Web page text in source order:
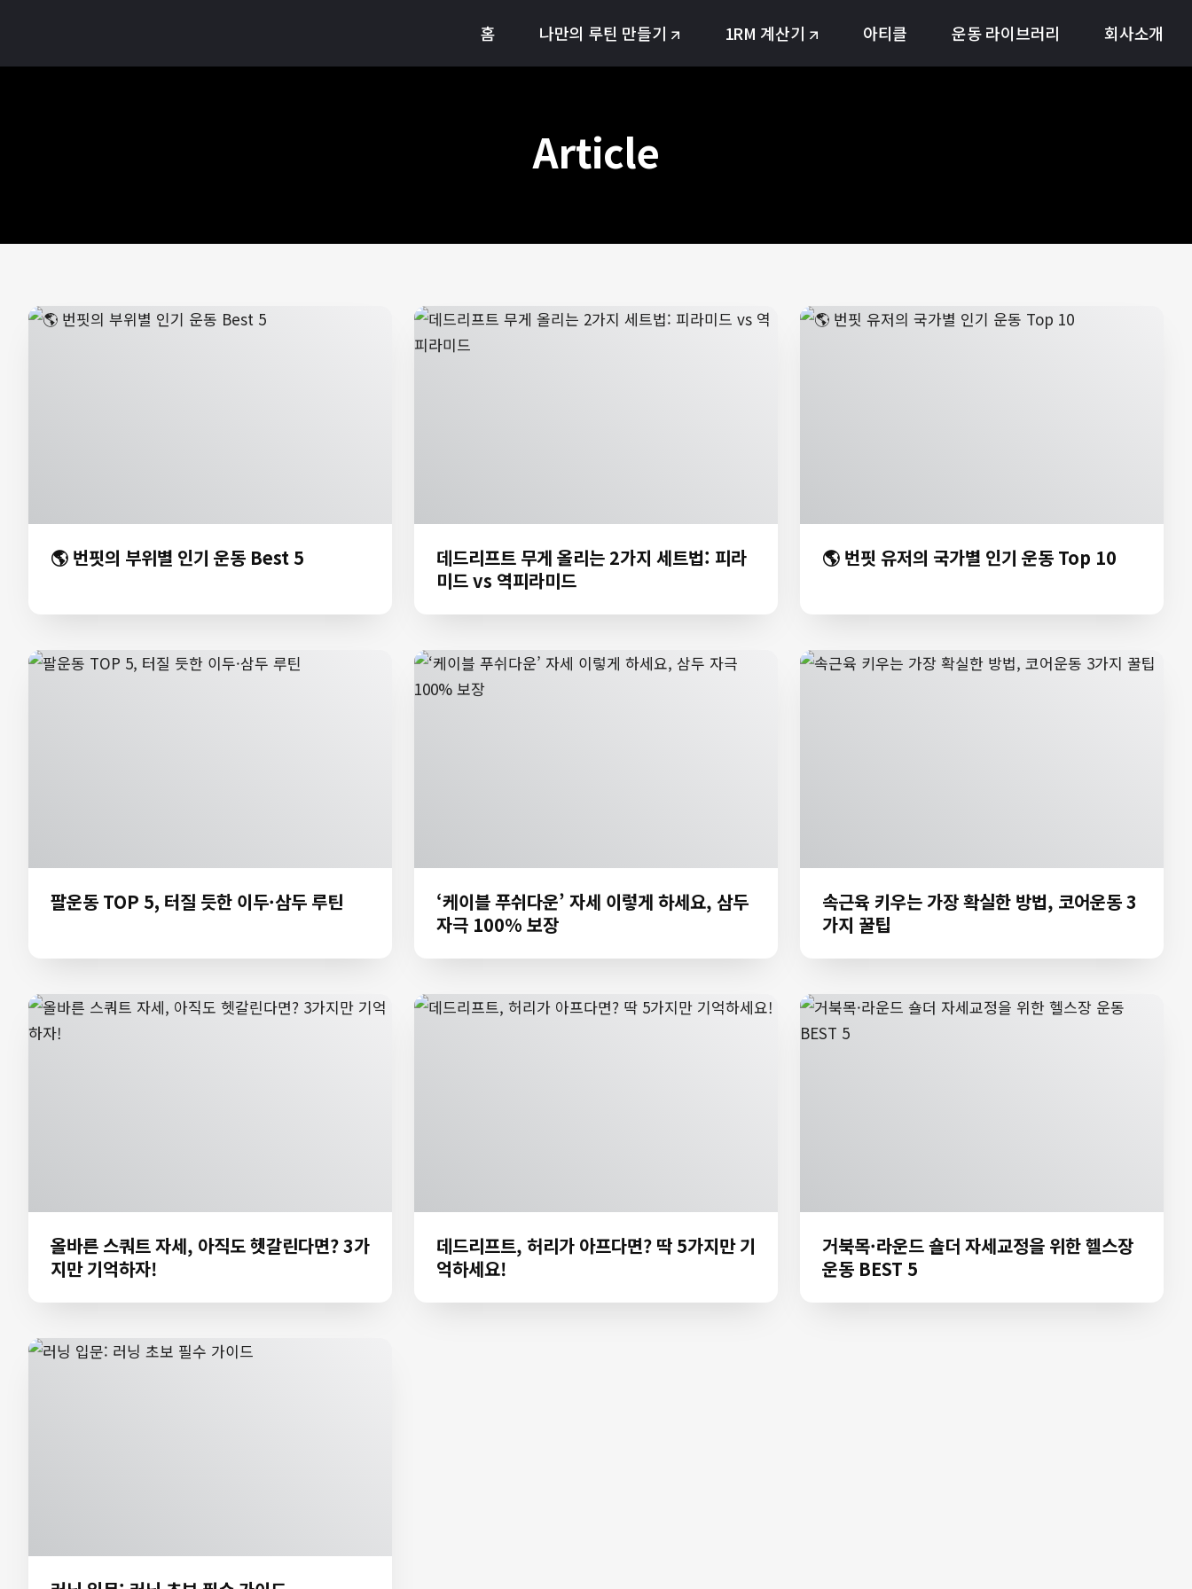
콘
만
진
홈 나만의 루틴 만들기 1RM 계산기 아티클 운동 라이브러리 회사소개
Article
🌎 번핏의 부위별 인기 운동 Best 5
데드리프트 무게 올리는 2가지 세트법: 피라
미드 vs 역피라미드
🌎 번핏 유저의 국가별 인기 운동 Top 10
팔운동 TOP 5, 터질 듯한 이두·삼두 루틴
‘케이블 푸쉬다운’ 자세 이렇게 하세요, 삼두
자극 100% 보장
속근육 키우는 가장 확실한 방법, 코어운동 3
가지 꿀팁
올바른 스쿼트 자세, 아직도 헷갈린다면? 3가
지만 기억하자!
데드리프트, 허리가 아프다면? 딱 5가지만 기
억하세요!
거북목·라운드 숄더 자세교정을 위한 헬스장
운동 BEST 5